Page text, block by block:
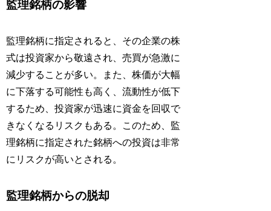
監理銘柄の影響
監理銘柄に指定されると、その企業の株
式は投資家から敬遠され、売買が急激に
減少することが多い。また、株価が大幅
に下落する可能性も高く、流動性が低下
するため、投資家が迅速に資金を回収で
きなくなるリスクもある。このため、監
理銘柄に指定された銘柄への投資は非常
にリスクが高いとされる。
監理銘柄からの脱却